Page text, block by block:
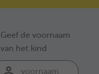
Geef de voornaam
van het kind